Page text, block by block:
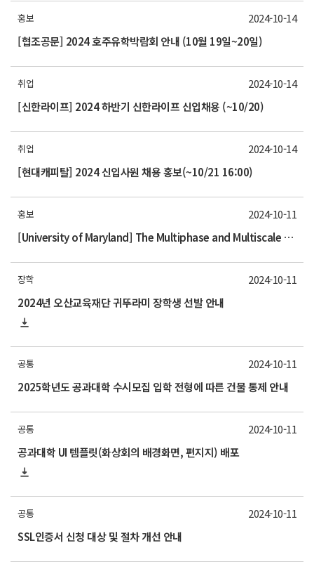
홍보
[협조공문] 2024 호주유학박람회 안내 (10월 19일~20일)
2024-10-14
취업
[신한라이프] 2024 하반기 신한라이프 신입채용 (~10/20)
2024-10-14
취업
[현대캐피탈] 2024 신입사원 채용 홍보(~10/21 16:00)
2024-10-14
홍보
[University of Maryland] The Multiphase and Multiscale Flow Lab is relocating
2024-10-11
장학
2024년 오산교육재단 귀뚜라미 장학생 선발 안내
2024-10-11
공통
2025학년도 공과대학 수시모집 입학 전형에 따른 건물 통제 안내
2024-10-11
공통
공과대학 UI 템플릿(화상회의 배경화면, 편지지) 배포
2024-10-11
공통
SSL인증서 신청 대상 및 절차 개선 안내
2024-10-11